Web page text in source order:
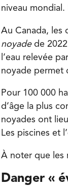
niveau mondial.
Au Canada, les
noyade de
l’eau relevée
noyade permet
Pour 100 000
d’âge la plus
noyades ont
Les piscines et
À noter que les
Danger «